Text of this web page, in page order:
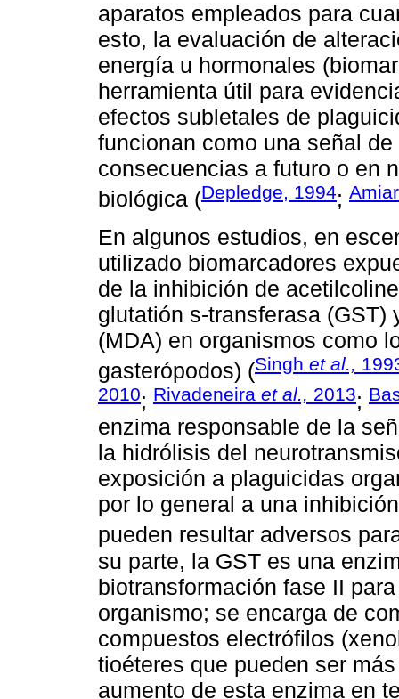
aparatos empleados para
esto, la evaluación de
energía u hormonales
herramienta útil para
efectos subletales de
funcionan como una señal
consecuencias a futuro o en
biológica (Depledge, 1994;
En algunos estudios, en
utilizado biomarcadores
de la inhibición de
glutatión s-transferasa
(MDA) en organismos como
gasterópodos) (Singh et al.,
2010; Rivadeneira et al., 2013;
enzima responsable de la
la hidrólisis del
exposición a plaguicidas
por lo general a una
pueden resultar adversos
su parte, la GST es una
biotransformación fase II
organismo; se encarga de
compuestos electrófilos
tioéteres que pueden ser
aumento de esta enzima en